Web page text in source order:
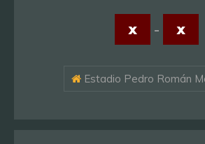
x - x
Estadio Pedro Román